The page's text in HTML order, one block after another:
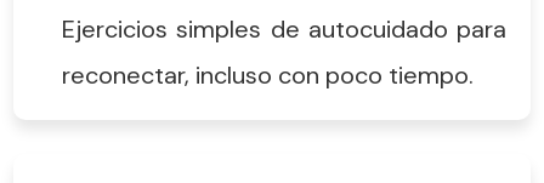
Ejercicios simples de autocuidado para
reconectar, incluso con poco tiempo.